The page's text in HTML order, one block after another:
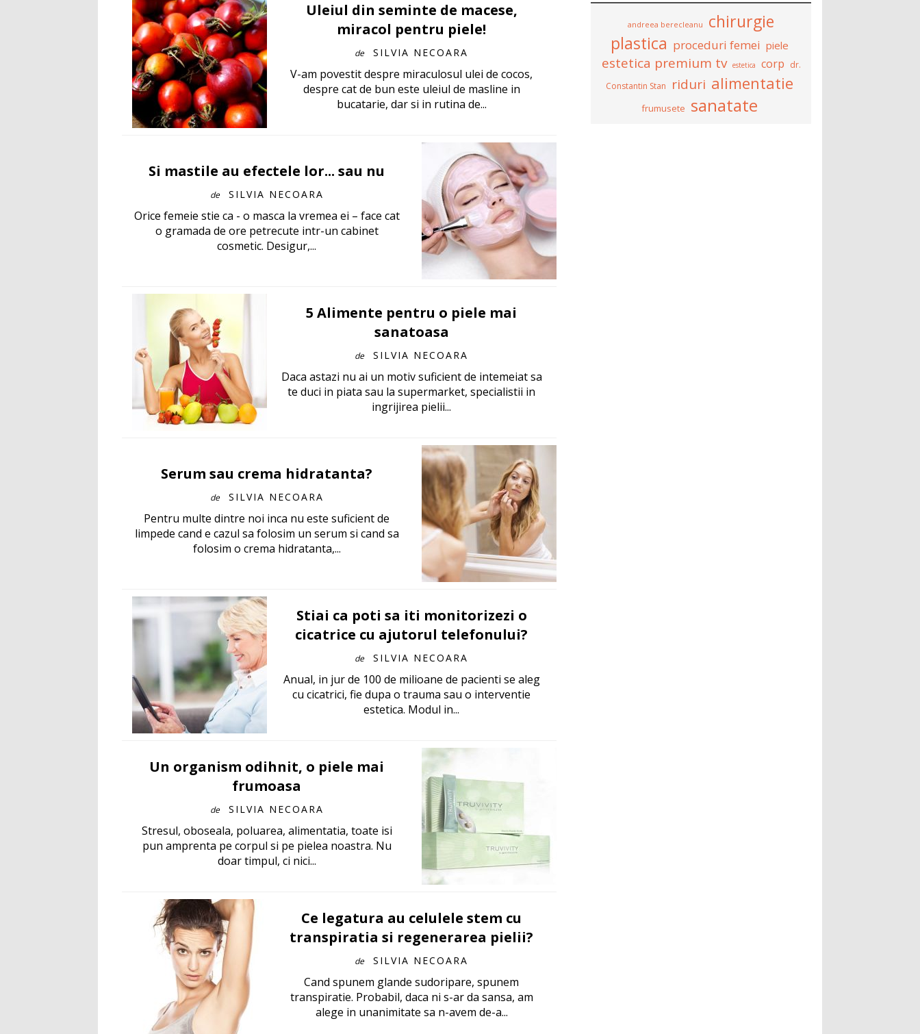
Uleiul din seminte de macese,
miracol pentru piele!
de SILVIA NECOARA
V-am povestit despre miraculosul ulei de cocos,
despre cat de bun este uleiul de masline in
bucatarie, dar si in rutina de...
Si mastile au efectele lor... sau nu
de SILVIA NECOARA
Orice femeie stie ca - o masca la vremea ei – face cat
o gramada de ore petrecute intr-un cabinet
cosmetic. Desigur,...
5 Alimente pentru o piele mai
sanatoasa
de SILVIA NECOARA
Daca astazi nu ai un motiv suficient de intemeiat sa
te duci in piata sau la supermarket, specialistii in
ingrijirea pielii...
Serum sau crema hidratanta?
de SILVIA NECOARA
Pentru multe dintre noi inca nu este suficient de
limpede cand e cazul sa folosim un serum si cand sa
folosim o crema hidratanta,...
Stiai ca poti sa iti monitorizezi o
cicatrice cu ajutorul telefonului?
de SILVIA NECOARA
Anual, in jur de 100 de milioane de pacienti se aleg
cu cicatrici, fie dupa o trauma sau o interventie
estetica. Modul in...
Un organism odihnit, o piele mai
frumoasa
de SILVIA NECOARA
Stresul, oboseala, poluarea, alimentatia, toate isi
pun amprenta pe corpul si pe pielea noastra. Nu
doar timpul, ci nici...
Ce legatura au celulele stem cu
transpiratia si regenerarea pielii?
de SILVIA NECOARA
Cand spunem glande sudoripare, spunem
transpiratie. Probabil, daca ni s-ar da sansa, am
alege in unanimitate sa n-avem de-a...
andreea berecleanu
chirurgie
plastica proceduri femei piele
estetica premium tv estetica corp dr.
Constantin Stan
riduri alimentatie
frumusete sanatate